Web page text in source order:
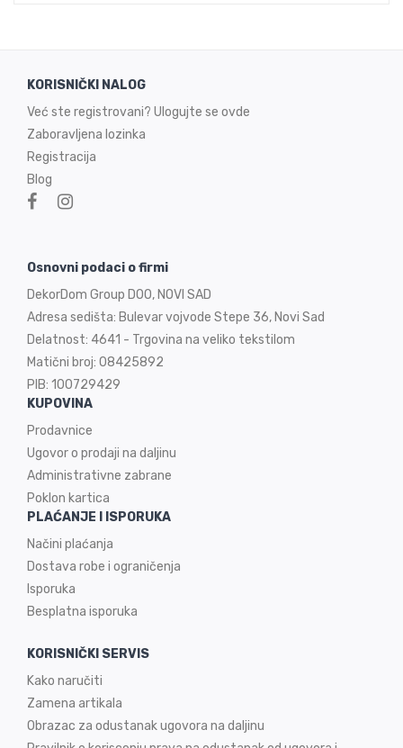
KORISNIČKI NALOG
Već ste registrovani? Ulogujte se ovde
Zaboravljena lozinka
Registracija
Blog
Osnovni podaci o firmi
DekorDom Group DOO, NOVI SAD
Adresa sedišta: Bulevar vojvode Stepe 36, Novi Sad
Delatnost: 4641 - Trgovina na veliko tekstilom
Matični broj: 08425892
PIB: 100729429
KUPOVINA
Prodavnice
Ugovor o prodaji na daljinu
Administrativne zabrane
Poklon kartica
PLAĆANJE I ISPORUKA
Načini plaćanja
Dostava robe i ograničenja
Isporuka
Besplatna isporuka
KORISNIČKI SERVIS
Kako naručiti
Zamena artikala
Obrazac za odustanak ugovora na daljinu